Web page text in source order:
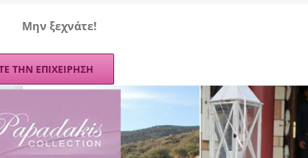
Mην ξεχνάτε!
ΤΗΝ ΕΠΙΧΕΙΡΗΣΗ